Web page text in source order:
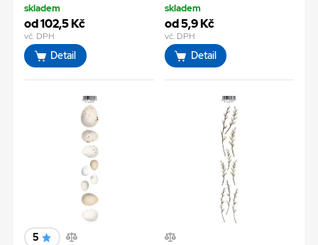
skladem
od 102,5 Kč
vč. DPH
Detail
skladem
od 5,9 Kč
vč. DPH
Detail
5